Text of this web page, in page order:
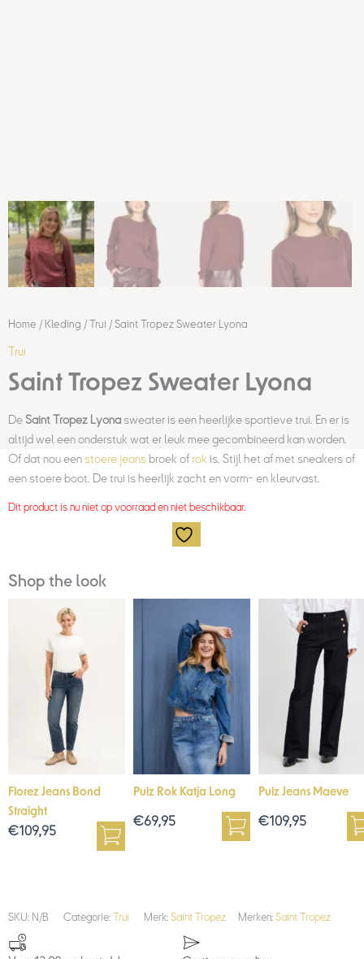
Home / Kleding / Trui / Saint Tropez Sweater Lyona
Trui
Saint Tropez Sweater Lyona
De Saint Tropez Lyona sweater is een heerlijke sportieve trui. En er is
altijd wel een onderstuk wat er leuk mee gecombineerd kan worden.
Of dat nou eenstoere jeans broek of rok is. Stijl het af met sneakers of
een stoere boot. De trui is heerlijk zacht en vorm- en kleurvast.
Dit product is nu niet op voorraad en niet beschikbaar.
Shop the look
Florez Jeans Bond
Straight
€109,95
Pulz Rok Katja Long
€69,95
Pulz Jeans Maeve
€109,95
SKU: N/B Categorie: Trui Merk: Saint Tropez Merken: Saint Tropez